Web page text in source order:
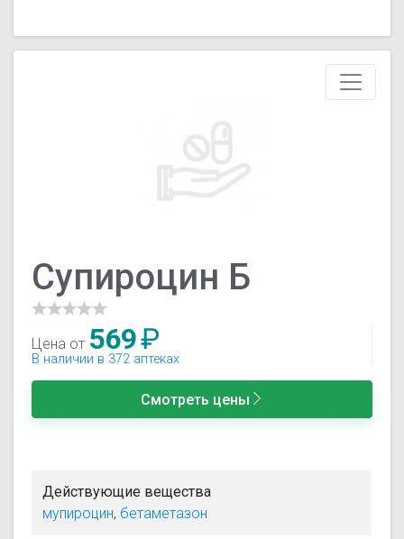
Супироцин Б
Цена от 569₽
В наличии в 372 аптеках
Смотреть цены
Действующие вещества
мупироцин, бетаметазон